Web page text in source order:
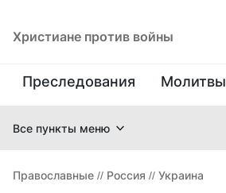
Христиане против войны
Преследования Молитвы
Все пункты меню
Православные // Россия // Украина